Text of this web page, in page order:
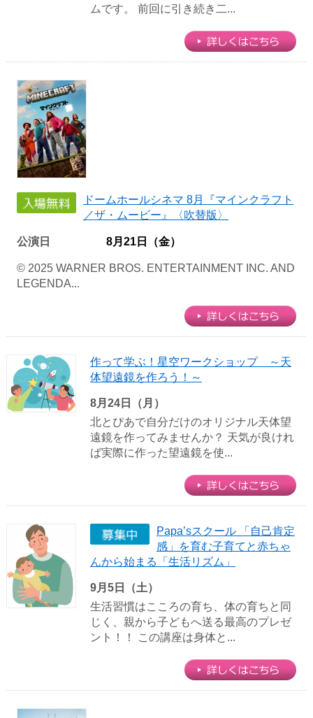
ムです。 前回に引き続き二...
ドームホールシネマ 8月『マインクラフト
／ザ・ムービー』〈吹替版〉
公演日 8月21日（金）
© 2025 WARNER BROS. ENTERTAINMENT INC. AND
LEGENDA...
作って学ぶ！星空ワークショップ ～天
体望遠鏡を作ろう！～
8月24日（月）
北とぴあで自分だけのオリジナル天体望
遠鏡を作ってみませんか？ 天気が良けれ
ば実際に作った望遠鏡を使...
Papa’sスクール 「自己肯定
感」を育む子育てと赤ちゃ
んから始まる「生活リズム」
9月5日（土）
生活習慣はこころの育ち、体の育ちと同
じく、親から子どもへ送る最高のプレゼ
ント！！ この講座は身体と...